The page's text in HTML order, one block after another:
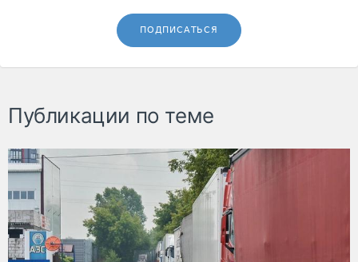
ПОДПИСАТЬСЯ
Публикации по теме